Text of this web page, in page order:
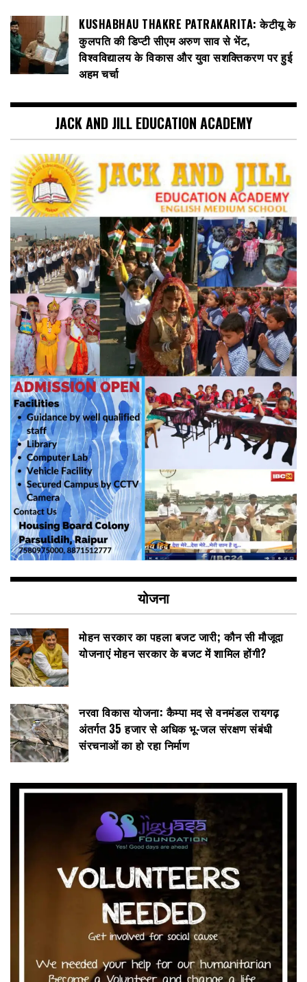
KUSHABHAU THAKRE PATRAKARITA: केटीयू के
कुलपति की डिप्टी सीएम अरुण साव से भेंट,
विश्वविद्यालय के विकास और युवा सशक्तिकरण पर हुई
अहम चर्चा
JACK AND JILL EDUCATION ACADEMY
योजना
मोहन सरकार का पहला बजट जारी; कौन सी मौजूदा
योजनाएं मोहन सरकार के बजट में शामिल होंगी?
नरवा विकास योजना: कैम्पा मद से वनमंडल रायगढ़
अंतर्गत 35 हजार से अधिक भू-जल संरक्षण संबंधी
संरचनाओं का हो रहा निर्माण